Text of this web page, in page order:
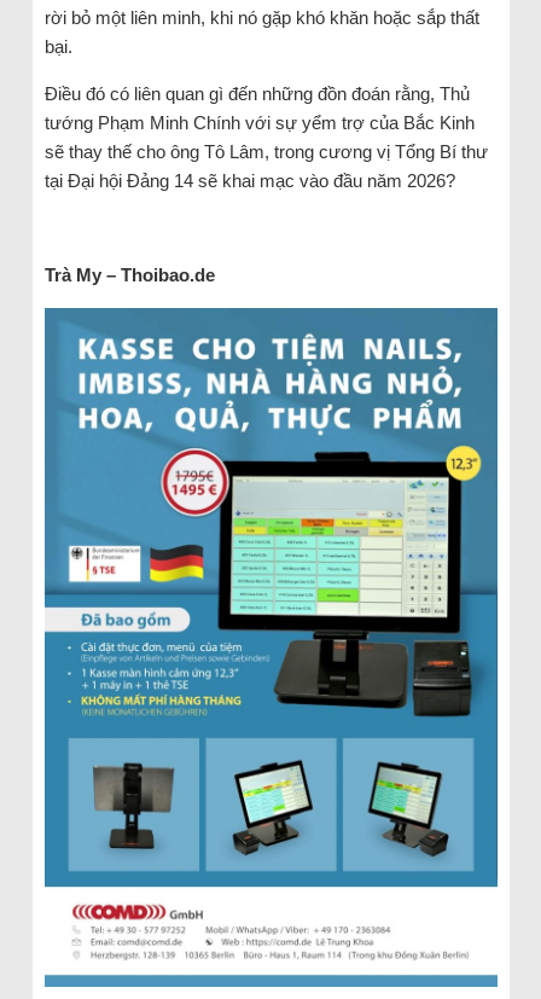
rời bỏ một liên minh, khi nó gặp khó khăn hoặc sắp thất
bại.
Điều đó có liên quan gì đến những đồn đoán rằng, Thủ
tướng Phạm Minh Chính với sự yểm trợ của Bắc Kinh
sẽ thay thế cho ông Tô Lâm, trong cương vị Tổng Bí thư
tại Đại hội Đảng 14 sẽ khai mạc vào đầu năm 2026?
Trà My – Thoibao.de